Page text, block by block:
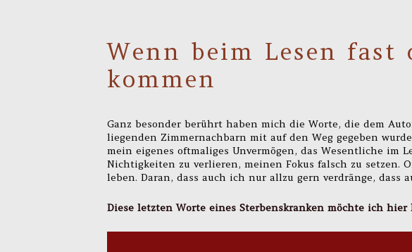
Wenn beim Lesen fast
kommen
Ganz besonder berührt haben mich die Worte, die dem
liegenden Zimmernachbarn mit auf den Weg gegeben
mein eigenes oftmaliges Unvermögen, das Wesentliche im
Nichtigkeiten zu verlieren, meinen Fokus falsch zu setzen.
leben. Daran, dass auch ich nur allzu gern verdränge, dass
Diese letzten Worte eines Sterbenskranken möchte ich hier